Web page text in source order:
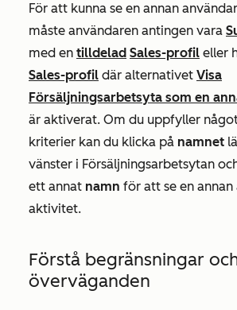
För att kunna se en annan
måste användaren antingen vara
med en tilldelad Sales-profil eller
Sales-profil där alternativet Visa
Försäljningsarbetsyta som en
är aktiverat. Om du uppfyller
kriterier kan du klicka på namnet
vänster i Försäljningsarbetsytan
ett annat namn för att se en annan
aktivitet.
Förstå begränsningar
överväganden